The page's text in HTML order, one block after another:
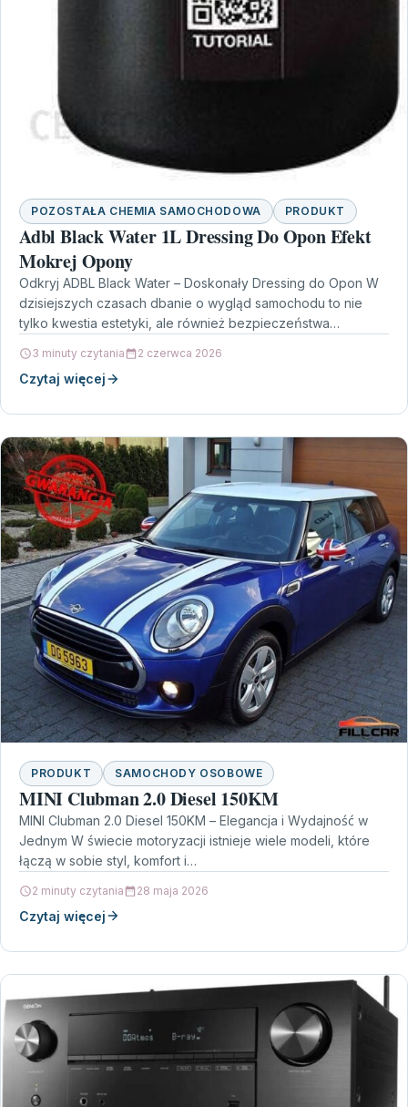
POZOSTAŁA CHEMIA SAMOCHODOWA PRODUKT
Adbl Black Water 1L Dressing Do Opon Efekt
Mokrej Opony
Odkryj ADBL Black Water – Doskonały Dressing do Opon W
dzisiejszych czasach dbanie o wygląd samochodu to nie
tylko kwestia estetyki, ale również bezpieczeństwa…
3 minuty czytania 2 czerwca 2026
Czytaj więcej
PRODUKT SAMOCHODY OSOBOWE
MINI Clubman 2.0 Diesel 150KM
MINI Clubman 2.0 Diesel 150KM – Elegancja i Wydajność w
Jednym W świecie motoryzacji istnieje wiele modeli, które
łączą w sobie styl, komfort i…
2 minuty czytania 28 maja 2026
Czytaj więcej